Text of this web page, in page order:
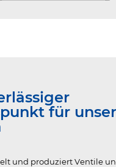
für
und produziert Ventile